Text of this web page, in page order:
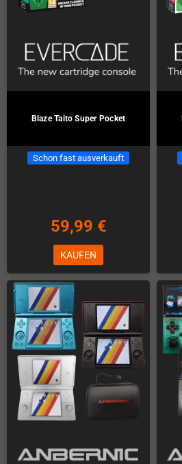
Blaze Taito Super Pocket
Schon fast ausverkauft
59,99 €
KAUFEN